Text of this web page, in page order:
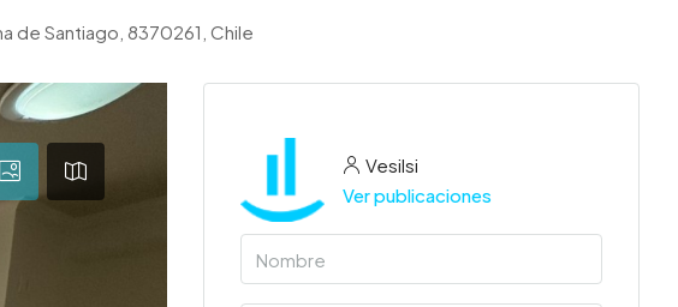
de Santiago, 8370261, Chile
Vesilsi
Ver publicaciones